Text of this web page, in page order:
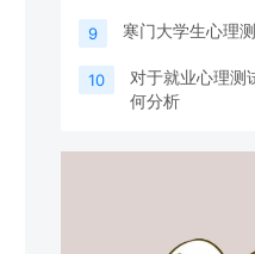
9 寒门大学生心理
10
对于就业心理测
何分析